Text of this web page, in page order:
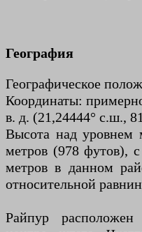
География
Географическое
Координаты:
в. д. (21,24444° с.ш.,
Высота над уровнем
метров (978 футов),
метров в данном
относительной
Райпур